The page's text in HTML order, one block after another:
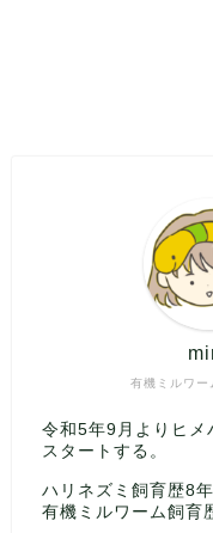
有機ミルワー
令和5年9月よりヒメ
スタートする。
ハリネズミ飼育歴8年
有機ミルワーム飼育